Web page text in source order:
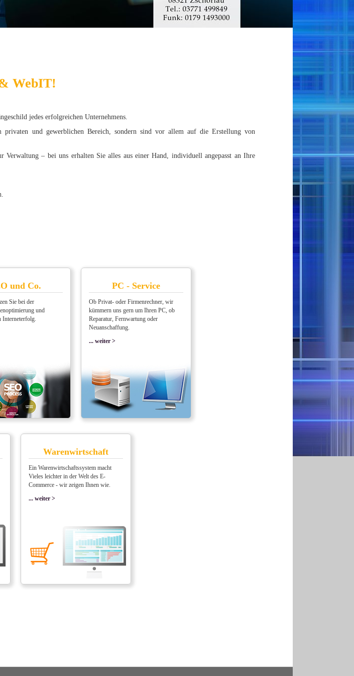
WebIT!
jedes erfolgreichen Unternehmens.
privaten und gewerblichen Bereich, sondern sind vor allem auf die Erstellung von
Verwaltung – bei uns erhalten Sie alles aus einer Hand, individuell angepasst an Ihre
und Co.
Sie bei der
und
Interneterfolg.
PC - Service
Ob Privat- oder Firmenrechner, wir
kümmern uns gern um Ihren PC, ob
Reparatur, Fernwartung oder
Neuanschaffung.
... weiter >
Warenwirtschaft
Ein Warenwirtschaftssystem macht
Vieles leichter in der Welt des E-
Commerce - wir zeigen Ihnen wie.
... weiter >